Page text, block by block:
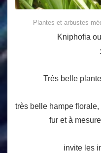
Plantes et arbustes
Kniphofia
Très belle
très belle hampe
fur et à
invite les